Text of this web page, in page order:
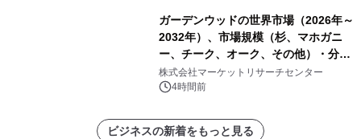
ガーデンウッドの世界市場（2026年～
2032年）、市場規模（杉、マホガニ
ー、チーク、オーク、その他）・分析
レポートを発表
株式会社マーケットリサーチセンター
4時間前
ビジネスの新着をもっと見る